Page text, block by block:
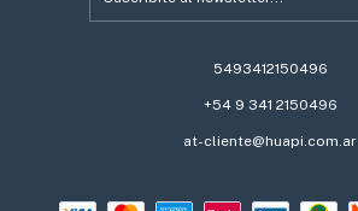
5493412150496
+54 9 341 2150496
at-cliente@huapi.com.ar